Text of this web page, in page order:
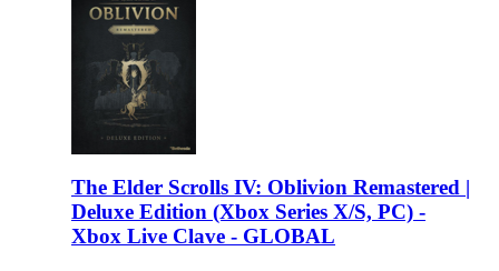
The Elder Scrolls IV: Oblivion Remastered |
Deluxe Edition (Xbox Series X/S, PC) -
Xbox Live Clave - GLOBAL